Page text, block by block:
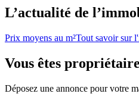
L’actualité de
Prix moyens au m²Tout savoir sur
Vous êtes
Déposez une annonce pour votre